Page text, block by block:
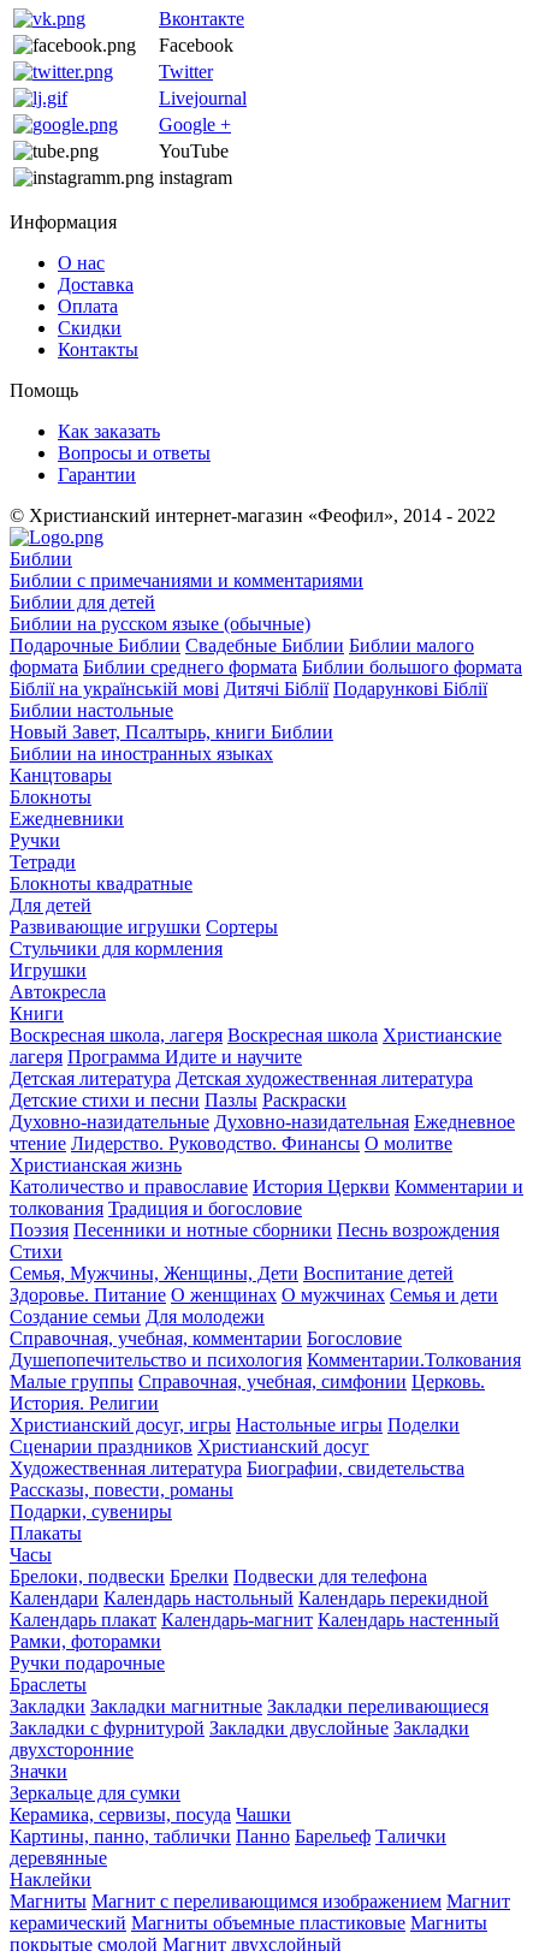
Вконтакте
Facebook
Twitter
Livejournal
Google +
YouTube
instagram
Информация
О нас
Доставка
Оплата
Скидки
Контакты
Помощь
Как заказать
Вопросы и ответы
Гарантии
© Христианский интернет-магазин «Феофил», 2014 - 2022
Библии
Библии с примечаниями и комментариями
Библии для детей
Библии на русском языке (обычные)
Подарочные Библии Свадебные Библии Библии малого
формата Библии среднего формата Библии большого формата
Біблії на українській мові Дитячі Біблії Подарункові Біблії
Библии настольные
Новый Завет, Псалтырь, книги Библии
Библии на иностранных языках
Канцтовары
Блокноты
Ежедневники
Ручки
Тетради
Блокноты квадратные
Для детей
Развивающие игрушки Сортеры
Стульчики для кормления
Игрушки
Автокресла
Книги
Воскресная школа, лагеря Воскресная школа Христианские
лагеря Программа Идите и научите
Детская литература Детская художественная литература
Детские стихи и песни Пазлы Раскраски
Духовно-назидательные Духовно-назидательная Ежедневное
чтение Лидерство. Руководство. Финансы О молитве
Христианская жизнь
Католичество и православие История Церкви Комментарии и
толкования Традиция и богословие
Поэзия Песенники и нотные сборники Песнь возрождения
Стихи
Семья, Мужчины, Женщины, Дети Воспитание детей
Здоровье. Питание О женщинах О мужчинах Семья и дети
Создание семьи Для молодежи
Справочная, учебная, комментарии Богословие
Душепопечительство и психология Комментарии.Толкования
Малые группы Справочная, учебная, симфонии Церковь.
История. Религии
Христианский досуг, игры Настольные игры Поделки
Сценарии праздников Христианский досуг
Художественная литература Биографии, свидетельства
Рассказы, повести, романы
Подарки, сувениры
Плакаты
Часы
Брелоки, подвески Брелки Подвески для телефона
Календари Календарь настольный Календарь перекидной
Календарь плакат Календарь-магнит Календарь настенный
Рамки, фоторамки
Ручки подарочные
Браслеты
Закладки Закладки магнитные Закладки переливающиеся
Закладки с фурнитурой Закладки двуслойные Закладки
двухсторонние
Значки
Зеркальце для сумки
Керамика, сервизы, посуда Чашки
Картины, панно, таблички Панно Барельеф Талички
деревянные
Наклейки
Магниты Магнит с переливающимся изображением Магнит
керамический Магниты объемные пластиковые Магниты
покрытые смолой Магнит двухслойный